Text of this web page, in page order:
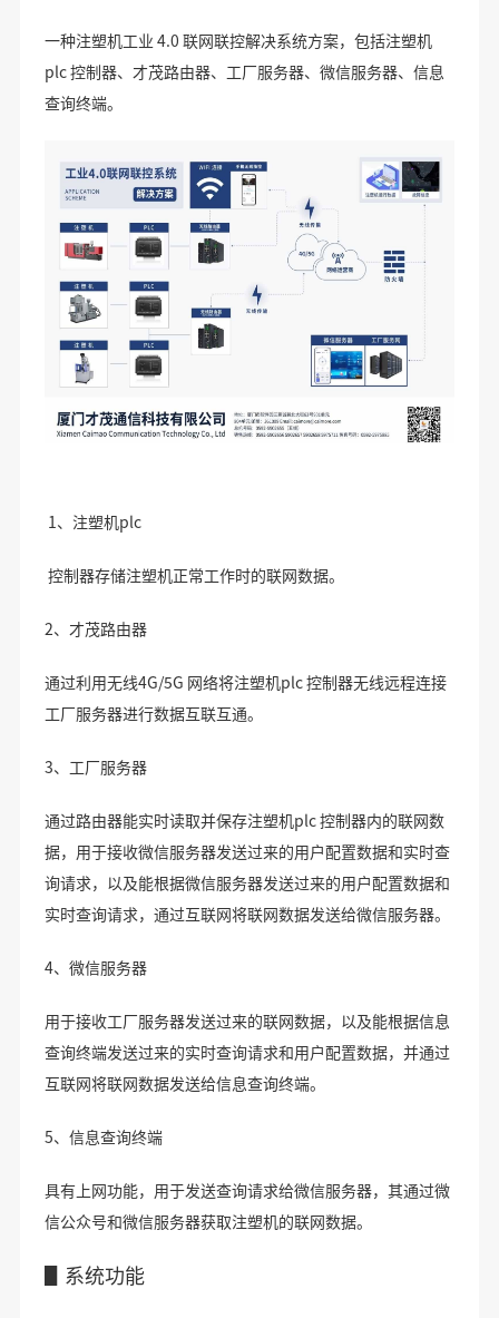
一种注塑机工业 4.0 联网联控解决系统方案，包括注塑机
plc 控制器、才茂路由器、工厂服务器、微信服务器、信息
查询终端。
1、注塑机plc
控制器存储注塑机正常工作时的联网数据。
2、才茂路由器
通过利用无线4G/5G 网络将注塑机plc 控制器无线远程连接
工厂服务器进行数据互联互通。
3、工厂服务器
通过路由器能实时读取并保存注塑机plc 控制器内的联网数
据，用于接收微信服务器发送过来的用户配置数据和实时查
询请求，以及能根据微信服务器发送过来的用户配置数据和
实时查询请求，通过互联网将联网数据发送给微信服务器。
4、微信服务器
用于接收工厂服务器发送过来的联网数据，以及能根据信息
查询终端发送过来的实时查询请求和用户配置数据，并通过
互联网将联网数据发送给信息查询终端。
5、信息查询终端
具有上网功能，用于发送查询请求给微信服务器，其通过微
信公众号和微信服务器获取注塑机的联网数据。
▋系统功能